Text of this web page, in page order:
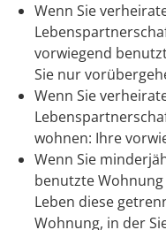
Wenn Sie
vorwiegend
Sie nur
Wenn Sie
wohnen: Ihre
Wenn Sie
benutzte
Leben diese
Wohnung, in der